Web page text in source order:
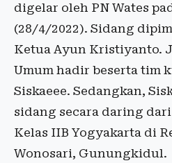
digelar oleh PN Wates
(28/4/2022). Sidang
Ketua Ayun Kristiyanto.
Umum hadir beserta tim
Siskaeee. Sedangkan,
sidang secara daring
Kelas IIB Yogyakarta di
Wonosari, Gunungkidul.